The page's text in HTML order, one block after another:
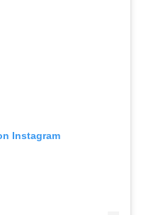
Instagram